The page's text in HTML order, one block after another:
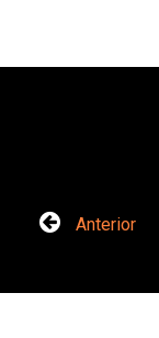
Anterior